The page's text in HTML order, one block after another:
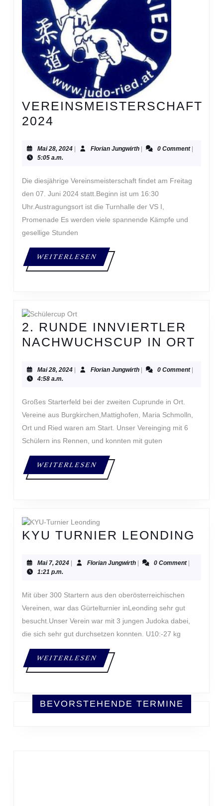
VEREINSMEISTERSCHAFT
2024
Mai 28, 2024Mai
Florian JungwirthFlorian0 Comment
5:05 a.m.
Die diesjährige Vereinsmeisterschaft findet am Freitag
den 07. Juni 2024 statt.Beginn ist um 16:30
Uhr.Austragungsort ist die Turnhalle der VS I,
Promenade Es werden viele spannende Kämpfe und
gesellige Stunden
WEITERLESENWEITERLESEN
2. RUNDE INNVIERTLER
NACHWUCHSCUP IN ORT
Mai 28, 2024Mai
| Florian JungwirthFlorian
| 0 Comment |
4:58 a.m.
Großes Starterfeld bei der zweiten Cuprunde in Ort.
Vereine aus Burgkirchen,Mattighofen, Maria Schmolln,
Ort und Ried waren am Start. Unser Vereinging mit 6
Schülern ins Rennen, und konnten mit guten
WEITERLESENWEITERLESEN
KYU TURNIER LEONDING
Mai 7, 2024Mai
| Florian JungwirthFlorian
| 0 Comment |
1:21 p.m.
Mit über 300 Startern aus den oberösterreichischen
Vereinen, war das Gürtelturnier inLeonding sehr gut
besucht.Unser Verein war mit 3 jungen Judoka dabei,
die sich sehr gut durchsetzen konnten. U10:-27 kg
WEITERLESENWEITERLESEN
BEVORSTEHENDE TERMINE